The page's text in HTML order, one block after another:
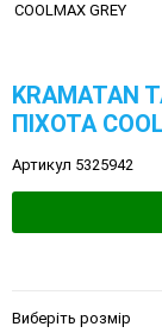
KRAMATAN
ПІХОТА
Артикул 5325942
Виберіть розмір